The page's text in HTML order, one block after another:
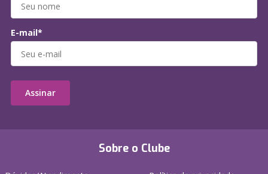
Sobre o Clube
E-mail*
Assinar